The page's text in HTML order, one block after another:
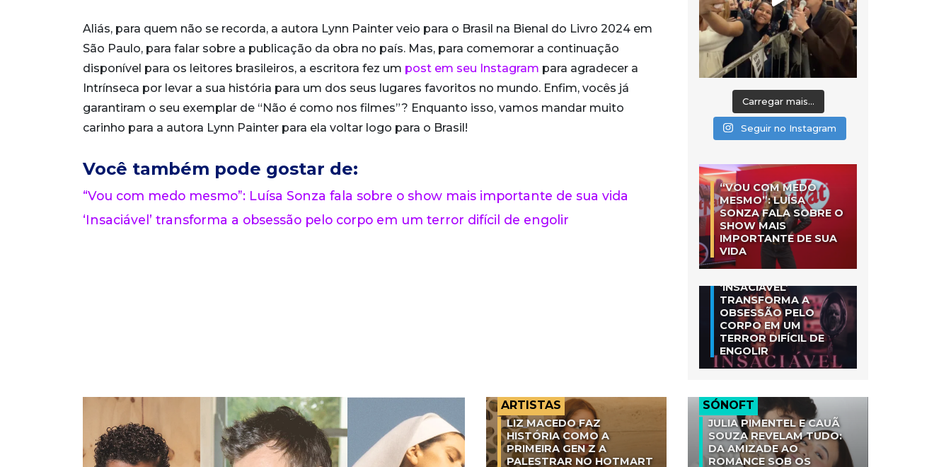
Aliás, para quem não se recorda, a autora Lynn Painter veio para o Brasil na Bienal do Livro 2024 em
São Paulo, para falar sobre a publicação da obra no país. Mas, para comemorar a continuação
disponível para os leitores brasileiros, a escritora fez um post em seu Instagram para agradecer a
Intrínseca por levar a sua história para um dos seus lugares favoritos no mundo. Enfim, vocês já
garantiram o seu exemplar de “Não é como nos filmes”? Enquanto isso, vamos mandar muito
carinho para a autora Lynn Painter para ela voltar logo para o Brasil!
Você também pode gostar de:
“Vou com medo mesmo”: Luísa Sonza fala sobre o show mais importante de sua vida
‘Insaciável’ transforma a obsessão pelo corpo em um terror difícil de engolir
Carregar mais...
Seguir no Instagram
“VOU COM MEDO
MESMO”: LUÍSA
SONZA FALA SOBRE O
SHOW MAIS
IMPORTANTE DE SUA
VIDA
‘INSACIÁVEL’
TRANSFORMA A
OBSESSÃO PELO
CORPO EM UM
TERROR DIFÍCIL DE
ENGOLIR
ARTISTAS
LIZ MACEDO FAZ
HISTÓRIA COMO A
PRIMEIRA GEN Z A
PALESTRAR NO HOTMART
SÓNOFT
JULIA PIMENTEL E CAUÃ
SOUZA REVELAM TUDO:
DA AMIZADE AO
ROMANCE SOB OS